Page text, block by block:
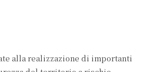
alla realizzazione di importanti